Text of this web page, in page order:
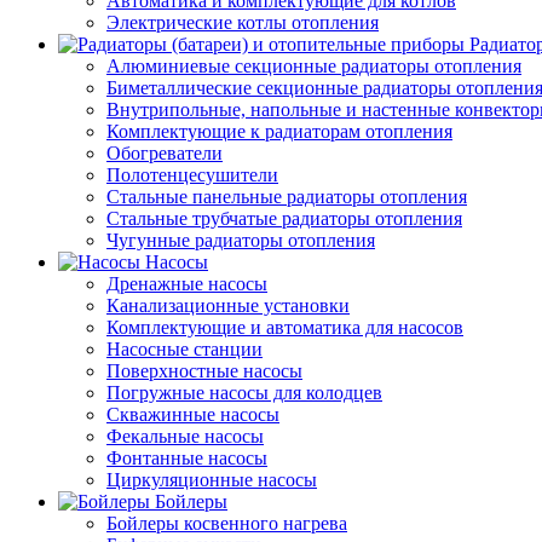
Электрические котлы отопления
Алюминиевые секционные радиаторы отопления
Биметаллические секционные радиаторы отопления
Внутрипольные, напольные и настенные
Комплектующие к радиаторам отопления
Обогреватели
Полотенцесушители
Стальные панельные радиаторы отопления
Стальные трубчатые радиаторы отопления
Чугунные радиаторы отопления
Насосы
Дренажные насосы
Канализационные установки
Комплектующие и автоматика для насосов
Насосные станции
Поверхностные насосы
Погружные насосы для колодцев
Скважинные насосы
Фекальные насосы
Фонтанные насосы
Циркуляционные насосы
Бойлеры
Бойлеры косвенного нагрева